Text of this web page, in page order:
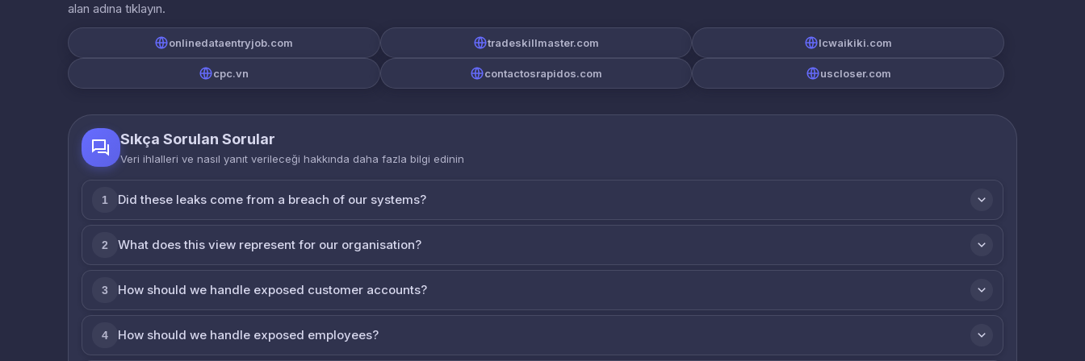
alan adına tıklayın.
onlinedataentryjob.com tradeskillmaster.com lcwaikiki.com
cpc.vn contactosrapidos.com uscloser.com
Sıkça Sorulan Sorular
Veri ihlalleri ve nasıl yanıt verileceği hakkında daha fazla bilgi edinin
1 Did these leaks come from a breach of our systems?
2 What does this view represent for our organisation?
3 How should we handle exposed customer accounts?
4 How should we handle exposed employees?